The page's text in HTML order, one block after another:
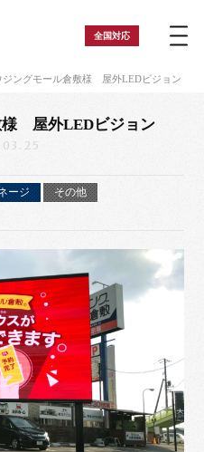
全国対応
ジングモール倉敷様 屋外LEDビジョン
様 屋外LEDビジョン
ージ その他